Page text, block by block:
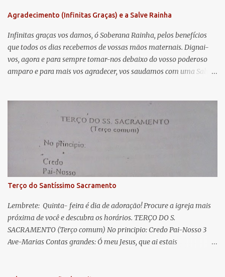
t
á
r
i
o
Agradecimento (Infinitas Graças) e a Salve Rainha
Infinitas graças vos damos, ó Soberana Rainha, pelos benefícios
que todos os dias recebemos de vossas mãos maternais. Dignai-
vos, agora e para sempre tomar-nos debaixo do vosso poderoso
amparo e para mais vos agradecer, vos saudamos com uma Salve
lágrimas. Eia, pois, Advogada nossa, estes vossos olhos
misericordiosos a nós volvei, e depois deste desterro, mostrai-nos
Jesus. Bendito é o fruto do vosso ventre, ó clemente, ó piedosa, ó
doce e sempre Virgem Maria. Rogai por nós Santa Mãe de Deus.
Para que sejamos dignos das promessas de Cristo. Amém.
Terço do Santíssimo Sacramento
Lembrete: Quinta- feira é dia de adoração! Procure a igreja mais
próxima de você e descubra os horários. TERÇO DO S.
SACRAMENTO (Terço comum) No principio: Credo Pai-Nosso 3
Ave-Marias Contas grandes: Ó meu Jesus, que ai estais